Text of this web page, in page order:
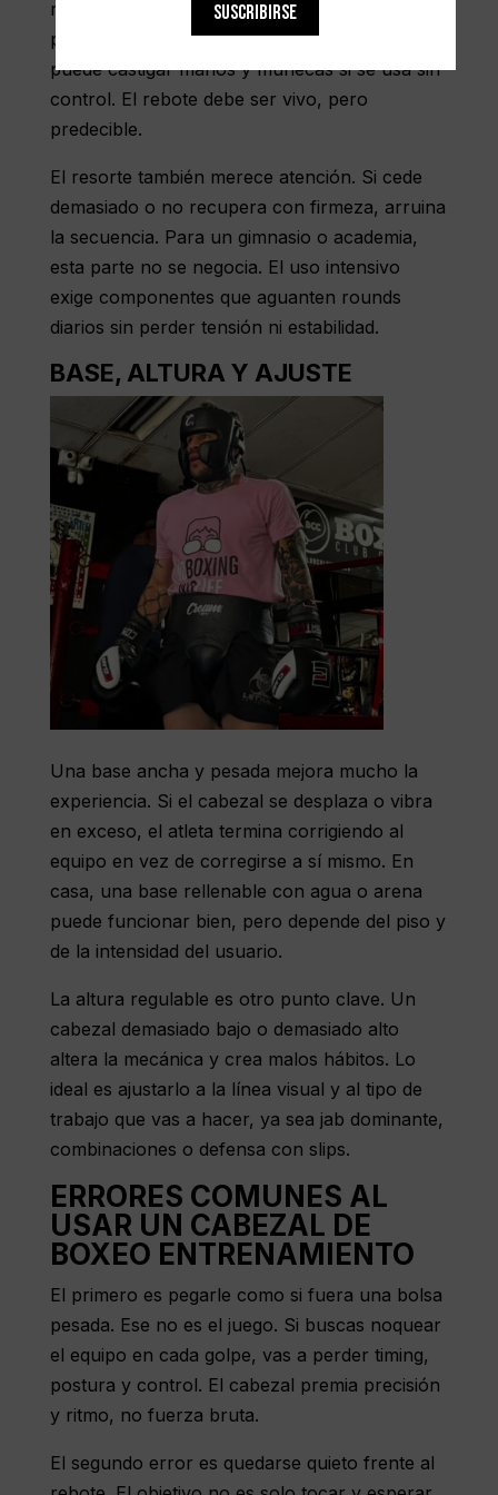
respuesta. Un material demasiado blando
puede sentirse muerto. Uno demasiado duro
puede castigarmanos y muñecassi se usa sin
control. El rebote debe ser vivo, pero
predecible.
El resorte también merece atención. Si cede
demasiado o no recupera con firmeza, arruina
la secuencia. Para un gimnasio o academia,
esta parte no se negocia. El uso intensivo
exige componentes que aguanten rounds
diarios sin perder tensión ni estabilidad.
BASE, ALTURA Y AJUSTE
Una base ancha y pesada mejora mucho la
experiencia. Si el cabezal se desplaza o vibra
en exceso, el atleta termina corrigiendo al
equipo en vez de corregirse a sí mismo. En
casa, una base rellenable con agua o arena
puede funcionar bien, pero depende del piso y
de la intensidad del usuario.
La altura regulable es otro punto clave. Un
cabezal demasiado bajo o demasiado alto
altera la mecánica y crea malos hábitos. Lo
ideal es ajustarlo a la línea visual y al tipo de
trabajo que vas a hacer, ya sea jab dominante,
combinaciones o defensa con slips.
ERRORES COMUNES AL
USAR UN CABEZAL DE
BOXEO ENTRENAMIENTO
El primero es pegarle como si fuera una bolsa
pesada. Ese no es el juego. Si buscas noquear
el equipo en cada golpe, vas a perder timing,
postura y control. El cabezal premia precisión
y ritmo, no fuerza bruta.
El segundo error es quedarse quieto frente al
SUSCRIBIRSE